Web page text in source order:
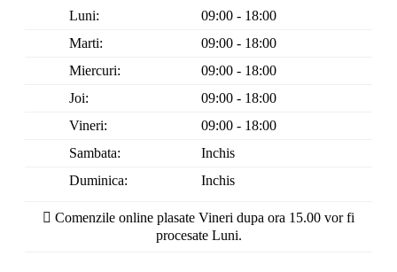
Luni:
09:00 - 18:00
Marti:
09:00 - 18:00
Miercuri:
09:00 - 18:00
Joi:
09:00 - 18:00
Vineri:
09:00 - 18:00
Sambata:
Inchis
Duminica:
Inchis
Comenzile online plasate Vineri dupa ora 15.00 vor fi
procesate Luni.